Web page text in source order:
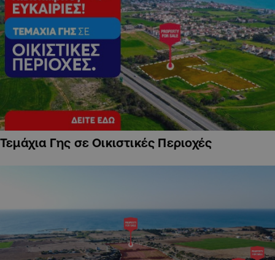
Τεμάχια Γης σε Οικιστικές Περιοχές